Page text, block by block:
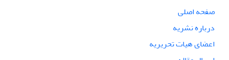
صفحه اصلی
درباره نشریه
اعضای هیات تحریریه